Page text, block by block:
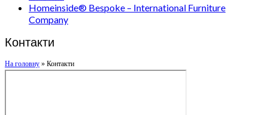
Homeinside® Bespoke – International Furniture
Company
Контакти
На головну » Контакти